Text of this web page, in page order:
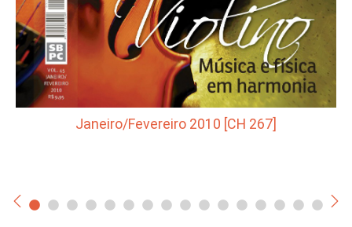
Janeiro/Fevereiro 2010 [CH 267]